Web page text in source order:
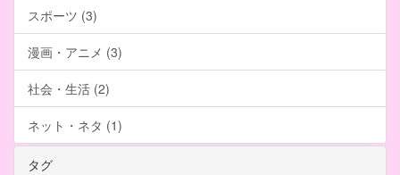
スポーツ (3)
漫画・アニメ (3)
社会・生活 (2)
ネット・ネタ (1)
タグ